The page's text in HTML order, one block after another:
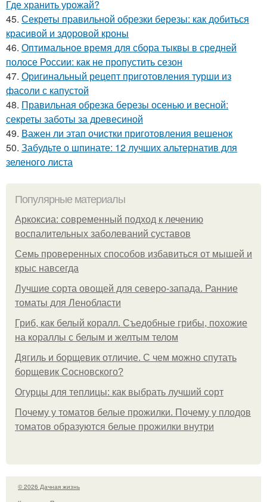
Где хранить урожай?
45. Секреты правильной обрезки березы: как добиться
красивой и здоровой кроны
46. Оптимальное время для сбора тыквы в средней
полосе России: как не пропустить сезон
47. Оригинальный рецепт приготовления турши из
фасоли с капустой
48. Правильная обрезка березы осенью и весной:
секреты заботы за древесиной
49. Важен ли этап очистки приготовления вешенок
50. Забудьте о шпинате: 12 лучших альтернатив для
зеленого листа
Популярные материалы
Аркоксиа: современный подход к лечению
воспалительных заболеваний суставов
Семь проверенных способов избавиться от мышей и
крыс навсегда
Лучшие сорта овощей для северо-запада. Ранние
томаты для Ленобласти
Гриб, как белый коралл. Съедобные грибы, похожие
на кораллы с белым и желтым телом
Дягиль и борщевик отличие. С чем можно спутать
борщевик Сосновского?
Огурцы для теплицы: как выбрать лучший сорт
Почему у томатов белые прожилки. Почему у плодов
томатов образуются белые прожилки внутри
© 2026 Дачная жизнь